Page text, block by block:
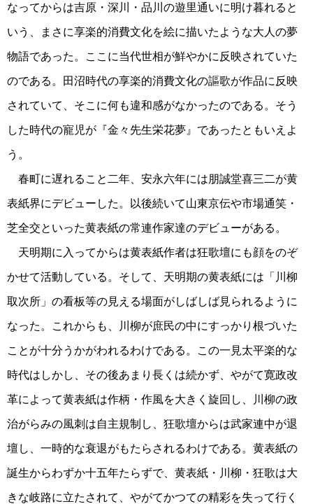
なってからは吉原・深川・品川の遊里通いに明け暮れると
いう、まさに享楽的消費文化を絵に描いたような大人の夢
物語であった。ここに当代世相が鮮やかに反映されていた
のである。田沼時代の享楽的消費文化の謳歌が作品に反映
されていて、そこに何も違和感がなかったのである。そう
した時代の寵児が『金々先生栄花夢』であったともいえよ
う。
春町に遅れること二年、安永六年には朋誠堂喜三二が黄
表紙界にデビューした。以後続いて山東京伝や市場通笑・
芝全交といった黄表紙の常連作家達のデビューがある。
天明期に入ってからは黄表紙作者は狂歌壇にも顔をのぞ
かせて活動している。そして、天明期の黄表紙には「川柳
取次所」の看板等の見える場面がしばしば見られるように
なった。これからも、川柳が庶民の中にすっかり根づいた
ことが十分うかがわれるわけである。この一見太平楽的な
時代はしかし、その後あまり長くは続かず、やがて寛政改
革によって黄表紙は作柄・作風を大きく旋回し、川柳の政
治がらみの風刺は自主規制し、狂歌壇からは武家連中が退
壇し、一時的な衰退がもたらされるわけである。黄表紙の
誕生からわずか十五年たらずで、黄表紙・川柳・狂歌は大
きな岐路に立たされて、やがてかつての精彩を失って行く